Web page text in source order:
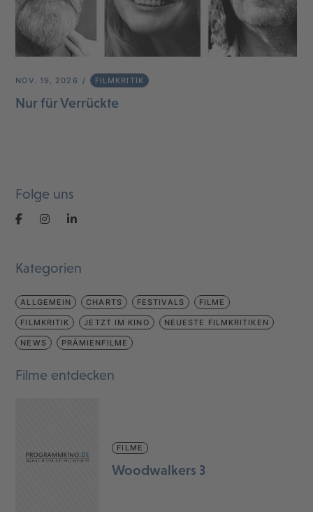
NOV. 19, 2026 FILMKRITIK
Nur für Verrückte
Folge uns
Kategorien
ALLGEMEIN CHARTS FESTIVALS FILME
FILMKRITIK JETZT IM KINO NEUESTE FILMKRITIKEN
NEWS PRÄMIENFILME
Filme entdecken
FILME
Woodwalkers 3